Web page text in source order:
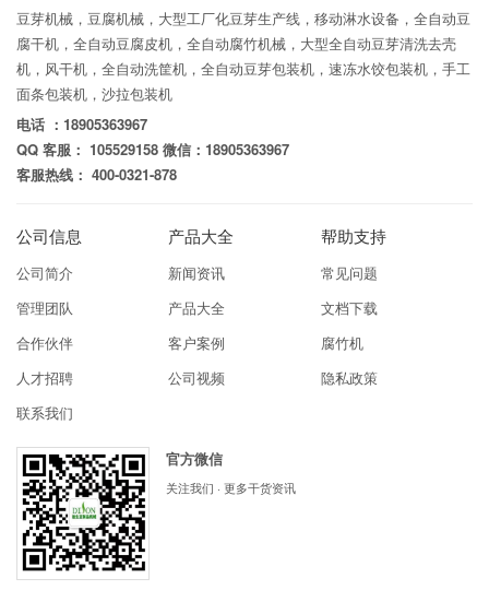
豆芽机械，豆腐机械，大型工厂化豆芽生产线，移动淋水设备，全自动豆
腐干机，全自动豆腐皮机，全自动腐竹机械，大型全自动豆芽清洗去壳
机，风干机，全自动洗筐机，全自动豆芽包装机，速冻水饺包装机，手工
面条包装机，沙拉包装机
电话 ：18905363967
QQ 客服： 105529158 微信：18905363967
客服热线： 400-0321-878
公司信息
公司简介
管理团队
合作伙伴
人才招聘
联系我们
产品大全
新闻资讯
产品大全
客户案例
公司视频
帮助支持
常见问题
文档下载
腐竹机
隐私政策
官方微信
关注我们 · 更多干货资讯